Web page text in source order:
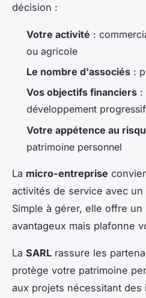
décision :
Votre activité :
ou agricole
Le nombre d'associés :
Vos objectifs financiers :
développement progressif
Votre appétence au
patrimoine personnel
La micro-entreprise
activités de service avec
Simple à gérer, elle offre un
avantageux mais plafonne
La SARL rassure les
protège votre patrimoine
aux projets nécessitant des